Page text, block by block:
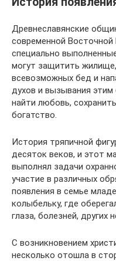
Древнеславянские
современной Восточной
специально
могут защитить
всевозможных бед и
духов и вызывания
найти любовь,
богатство.
История тряпичной
десяток веков, и этот
выполнял задачи
участие в различных
появления в семье
колыбельку, где
глаза, болезней, других
С возникновением
несколько отошла в